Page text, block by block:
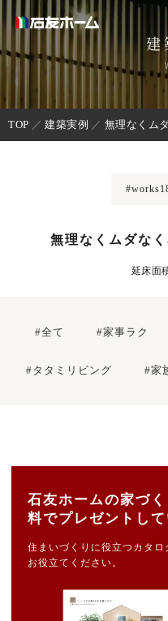
建
TOP 建築実例 無理なくム
無理なくムダな
延床面
#全て #家事ラク
#タタミリビング #家
石友ホームの家づ
料でプレゼントして
住まいづくりに役立つカタ
お役立てください。